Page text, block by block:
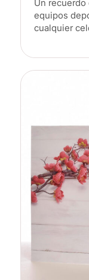
Un
equipos
cualquier